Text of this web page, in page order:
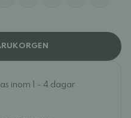
inom 1 - 4 dagar